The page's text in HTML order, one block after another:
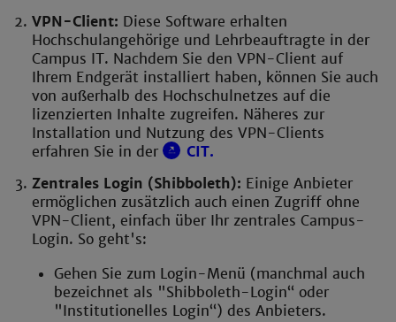
VPN-Client: Diese Software erhalten
Hochschulangehörige und Lehrbeauftragte in der
Campus IT. Nachdem Sie den VPN-Client auf
Ihrem Endgerät installiert haben, können Sie auch
von außerhalb des Hochschulnetzes auf die
lizenzierten Inhalte zugreifen. Näheres zur
Installation und Nutzung des VPN-Clients
erfahren Sie in der
CIT.
Zentrales Login (Shibboleth): Einige Anbieter
ermöglichen zusätzlich auch einen Zugriff ohne
VPN-Client, einfach über Ihr zentrales Campus-
Login. So geht's:
Gehen Sie zum Login-Menü (manchmal auch
bezeichnet als "Shibboleth-Login“ oder
"Institutionelles Login“) des Anbieters.